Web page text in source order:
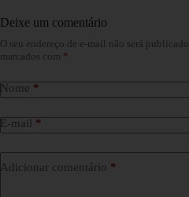
Deixe um comentário
O seu endereço de e-mail não será publicado.
marcados com *
Nome *
E-mail *
Adicionar comentário *